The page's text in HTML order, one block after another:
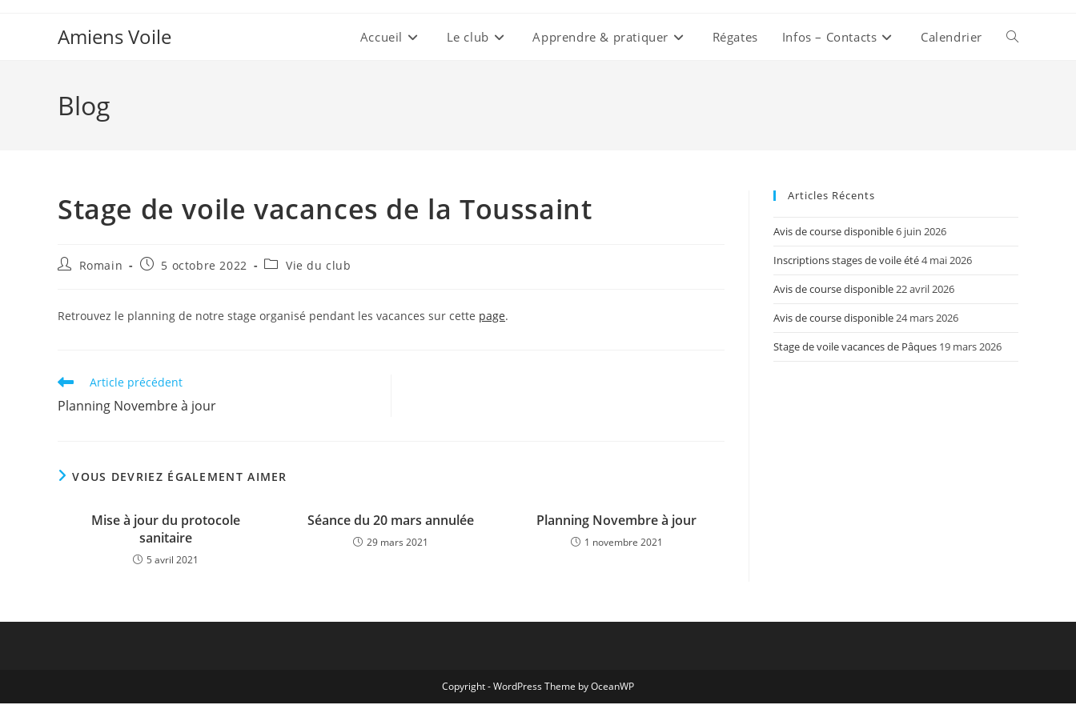
Amiens Voile Accueil Le club Apprendre & pratiquer Régates Infos – Contacts Calendrier Toggle
Blog
Stage de voile vacances de la Toussaint
Auteur/autrice
publication :
Romain
Publication
5 octobre 2022
PostVie du club
Retrouvez le planning de notre stage organisé pendant les vacances sur cette page.
Read
more
articles
Article précédent
Planning Novembre à jour
VOUS DEVRIEZ ÉGALEMENT AIMER
Mise à jour du protocole
sanitaire
5 avril 2021
Séance du 20 mars annulée
29 mars 2021
Planning Novembre à jour
1 novembre 2021
Articles Récents
Avis de course disponible6 juin 2026
Inscriptions stages de voile été4 mai 2026
Avis de course disponible22 avril 2026
Avis de course disponible24 mars 2026
Stage de voile vacances de Pâques 19 mars 2026
Copyright - WordPress Theme by OceanWP